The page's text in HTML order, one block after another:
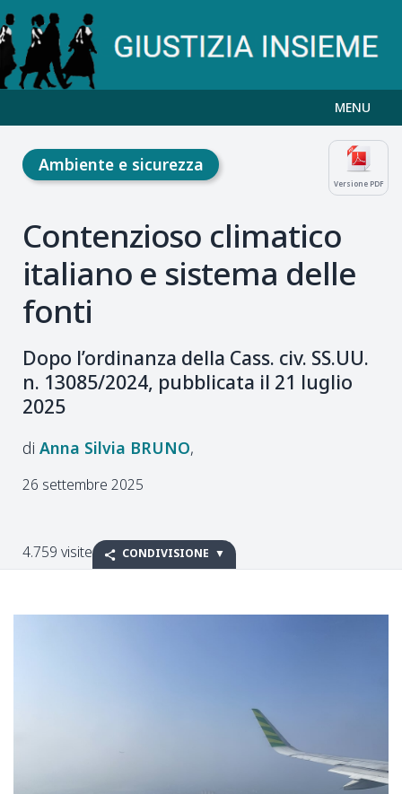
MENU
Versione PDF
Ambiente e sicurezza
Contenzioso climatico
italiano e sistema delle
fonti
Dopo l’ordinanza della Cass. civ. SS.UU.
n. 13085/2024, pubblicata il 21 luglio
2025
Anna Silvia BRUNO
26 settembre 2025
4.759 visite CONDIVISIONE